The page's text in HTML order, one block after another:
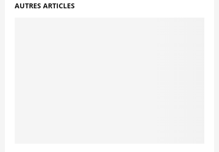
AUTRES ARTICLES